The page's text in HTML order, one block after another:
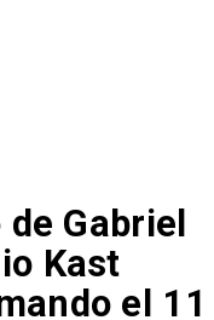
Gabriel
Kast
el 11